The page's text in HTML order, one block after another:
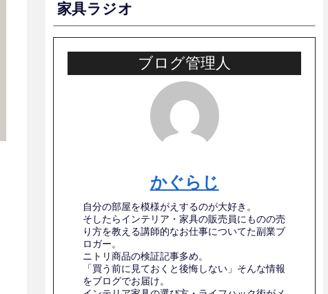
家具ラジオ
ブログ管理人
かぐらじ
自分の部屋を模様がえするのが大好き。
そしたらインテリア・家具の販売員にものの売
り方を教える講師的なお仕事についてた副業ブ
ロガー。
ニトリ商品の検証記事多め。
「買う前に見ておくと後悔しない」そんな情報
をブログでお届け。